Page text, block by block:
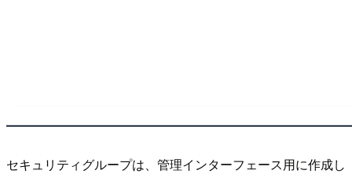
セキュリティグループは、管理インターフェース用に作成し